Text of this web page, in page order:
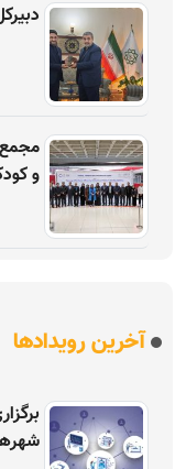
مجمع
و
آخرین رویدادها